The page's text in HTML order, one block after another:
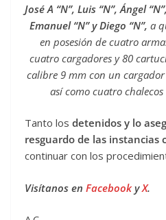
José A “N”, Luis “N”, Ángel
Emanuel “N” y Diego “N”, a
en posesión de cuatro
cuatro cargadores y 80
calibre 9 mm con un
así como cuatro
Tanto los detenidos y lo
resguardo de las instancias
continuar con los
Visítanos en FacebookyX.